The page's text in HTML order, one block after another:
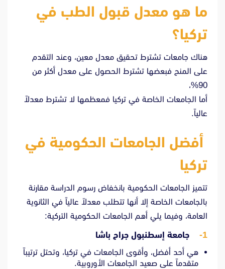
ما هو معدل قبول الطب في
تركيا؟
هناك جامعات تشترط تحقيق معدل معين، وعند التقدم
على المنح فبعضها تشترط الحصول على معدل أكثر من
90%،
أما الجامعات الخاصة في تركيا فمعظمها لا تشترط معدلاً
عالياً.
أفضل الجامعات الحكومية في
تركيا
تتميز الجامعات الحكومية بانخفاض رسوم الدراسة مقارنة
بالجامعات الخاصة إلا أنها تتطلب معدلاً عالياً في الثانوية
العامة، وفيما يلي أهم الجامعات الحكومية التركية:
1- جامعة إسطنبول جراح باشا
هي أحد أفضل، وأقوى الجامعات في تركيا، وتحتل ترتيباً
متقدماً على صعيد الجامعات الأوروبية.